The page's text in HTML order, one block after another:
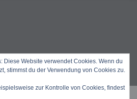
Diese Website verwendet Cookies. Wenn du
stimmst du der Verwendung von Cookies zu.
zur Kontrolle von Cookies, findest